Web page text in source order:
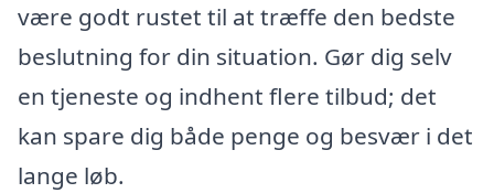
være godt rustet til at træffe den bedste
beslutning for din situation. Gør dig selv
en tjeneste og indhent flere tilbud; det
kan spare dig både penge og besvær i det
lange løb.